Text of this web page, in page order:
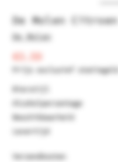
De Molen
De Molen
€3.59
Prijs exclusief statiegeld
Bierstijl
Alcoholpercentage
Beschikbaarheid
Levertijd
Verzendkosten